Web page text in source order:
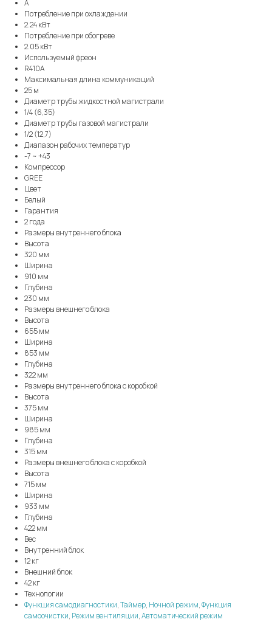
A
Потребление при охлаждении
2.24 кВт
Потребление при обогреве
2.05 кВт
Используемый фреон
R410A
Максимальная длина коммуникаций
25 м
Диаметр трубы жидкостной магистрали
1/4 (6,35)
Диаметр трубы газовой магистрали
1/2 (12,7)
Диапазон рабочих температур
-7 ~ +43
Компрессор
GREE
Цвет
Белый
Гарантия
2 года
Размеры внутреннего блока
Высота
320 мм
Ширина
910 мм
Глубина
230 мм
Размеры внешнего блока
Высота
655 мм
Ширина
853 мм
Глубина
322 мм
Размеры внутреннего блока с коробкой
Высота
375 мм
Ширина
985 мм
Глубина
315 мм
Размеры внешнего блока с коробкой
Высота
715 мм
Ширина
933 мм
Глубина
422 мм
Вес
Внутренний блок
12 кг
Внешний блок
42 кг
Технологии
Функция самодиагностики,Таймер, Ночной режим,Функция
самоочистки, Режим вентиляции,Автоматический режим